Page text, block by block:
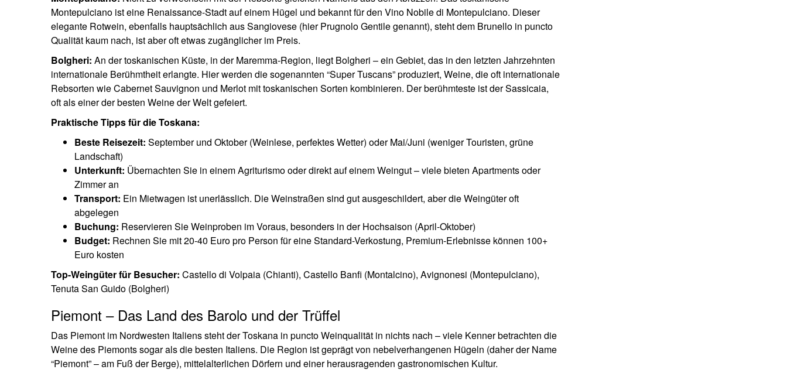
Montepulciano ist eine Renaissance-Stadt auf einem Hügel und bekannt für den Vino Nobile di Montepulciano. Dieser
elegante Rotwein, ebenfalls hauptsächlich aus Sangiovese (hier Prugnolo Gentile genannt), steht dem Brunello in puncto
Qualität kaum nach, ist aber oft etwas zugänglicher im Preis.
Bolgheri: An der toskanischen Küste, in der Maremma-Region, liegt Bolgheri – ein Gebiet, das in den letzten Jahrzehnten
internationale Berühmtheit erlangte. Hier werden die sogenannten “Super Tuscans” produziert, Weine, die oft internationale
Rebsorten wie Cabernet Sauvignon und Merlot mit toskanischen Sorten kombinieren. Der berühmteste ist der Sassicaia,
oft als einer der besten Weine der Welt gefeiert.
Praktische Tipps für die Toskana:
Beste Reisezeit: September und Oktober (Weinlese, perfektes Wetter) oder Mai/Juni (weniger Touristen, grüne
Landschaft)
Unterkunft: Übernachten Sie in einem Agriturismo oder direkt auf einem Weingut – viele bieten Apartments oder
Zimmer an
Transport: Ein Mietwagen ist unerlässlich. Die Weinstraßen sind gut ausgeschildert, aber die Weingüter oft
abgelegen
Buchung: Reservieren Sie Weinproben im Voraus, besonders in der Hochsaison (April-Oktober)
Budget: Rechnen Sie mit 20-40 Euro pro Person für eine Standard-Verkostung, Premium-Erlebnisse können 100+
Euro kosten
Top-Weingüter für Besucher: Castello di Volpaia (Chianti), Castello Banfi (Montalcino), Avignonesi (Montepulciano),
Tenuta San Guido (Bolgheri)
Piemont – Das Land des Barolo und der Trüffel
Das Piemont im Nordwesten Italiens steht der Toskana in puncto Weinqualität in nichts nach – viele Kenner betrachten die
Weine des Piemonts sogar als die besten Italiens. Die Region ist geprägt von nebelverhangenen Hügeln (daher der Name
“Piemont” – am Fuß der Berge), mittelalterlichen Dörfern und einer herausragenden gastronomischen Kultur.